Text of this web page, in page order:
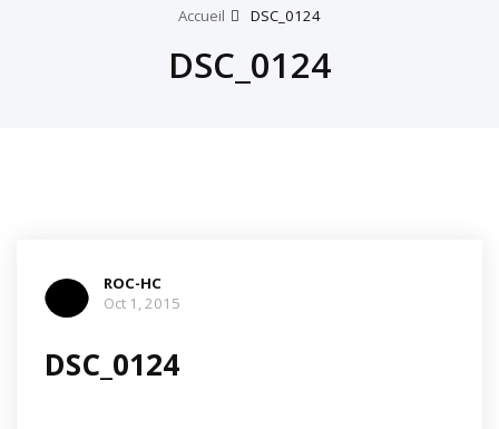
Accueil DSC_0124
DSC_0124
ROC-HC
Oct 1, 2015
DSC_0124